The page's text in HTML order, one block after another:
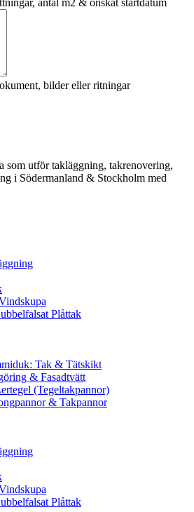
antal m2 & önskat startdatum
bilder eller ritningar
som utför takläggning, takrenovering,
i Södermanland & Stockholm med
Plåttak
Tak & Tätskikt
& Fasadtvätt
(Tegeltakpannor)
& Takpannor
Plåttak